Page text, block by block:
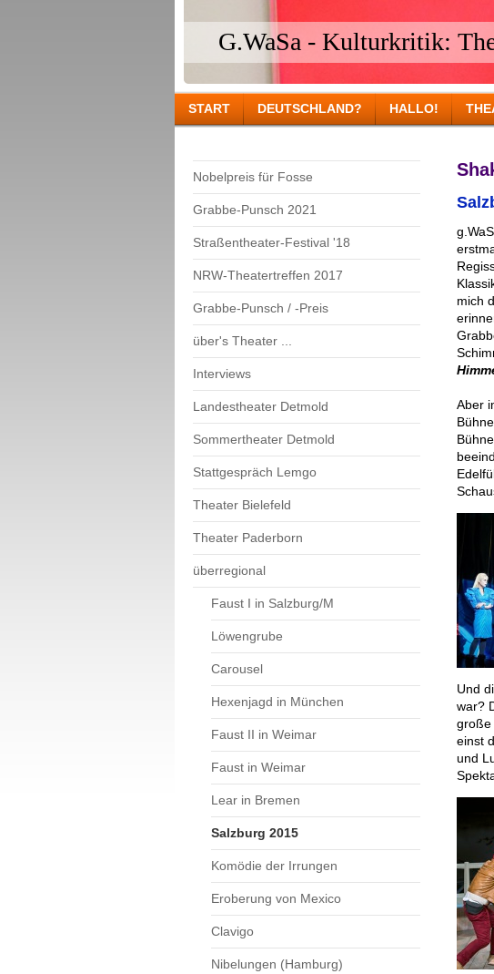
G.WaSa - Kulturkritik:
START DEUTSCHLAND? HALLO!
Nobelpreis für Fosse
Grabbe-Punsch 2021
Straßentheater-Festival '18
NRW-Theatertreffen 2017
Grabbe-Punsch / -Preis
über's Theater ...
Interviews
Landestheater Detmold
Sommertheater Detmold
Stattgespräch Lemgo
Theater Bielefeld
Theater Paderborn
überregional
Faust I in Salzburg/M
Löwengrube
Carousel
Hexenjagd in München
Faust II in Weimar
Faust in Weimar
Lear in Bremen
Salzburg 2015
Komödie der Irrungen
Eroberung von Mexico
Clavigo
Nibelungen (Hamburg)
mich
Aber
Und
war?
große
einst
und